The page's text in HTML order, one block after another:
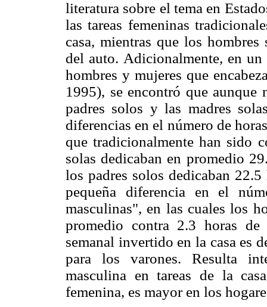
literatura sobre el tema en
las tareas femeninas
casa, mientras que los
del auto. Adicionalmente, en
hombres y mujeres que
1995), se encontró que
padres solos y las madres
diferencias en el número de
que tradicionalmente han sido
solas dedicaban en promedio
los padres solos dedicaban
pequeña diferencia en el
masculinas", en las cuales los
promedio contra 2.3 horas
semanal invertido en la casa es
para los varones. Resulta
masculina en tareas de la
femenina, es mayor en los